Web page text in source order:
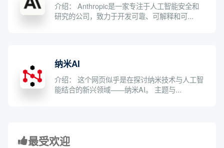
介绍： Anthropic是一家专注于人工智能安全和
研究的公司，致力于开发可靠、可解释和可...
纳米AI
介绍： 这个网页似乎是在探讨纳米技术与人工智
能结合的新兴领域——纳米AI。 主题与...
最受欢迎